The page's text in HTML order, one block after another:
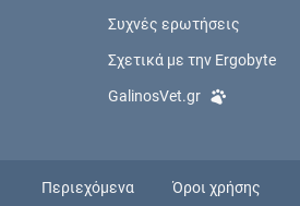
Συχνές ερωτήσεις
Σχετικά με την Ergobyte
GalinosVet.gr
Περιεχόμενα Όροι χρήσης